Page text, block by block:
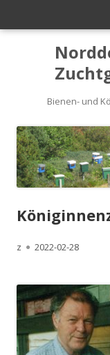
Bienen- und
Autor
z
Veröffentlicht
2022-02-28